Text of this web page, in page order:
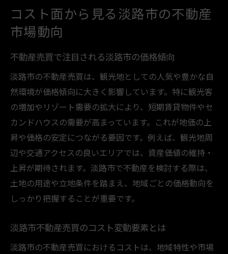
コスト面から見る淡路市の不動産
市場動向
不動産売買で注目される淡路市の価格傾向
淡路市の不動産売買は、観光地としての人気や豊かな自
然環境が価格傾向に大きく影響しています。特に観光客
の増加やリゾート需要の拡大により、短期賃貸物件やセ
カンドハウスの需要が高まっています。これが地価の上
昇や価格の安定につながる要因です。例えば、観光地周
辺や交通アクセスの良いエリアでは、資産価値の維持・
上昇が期待されます。淡路市で不動産を検討する際は、
土地の用途や立地条件を踏まえ、地域ごとの価格動向を
しっかり把握することが重要です。
淡路市不動産売買のコスト変動要素とは
淡路市の不動産売買におけるコストは、地域特性や市場